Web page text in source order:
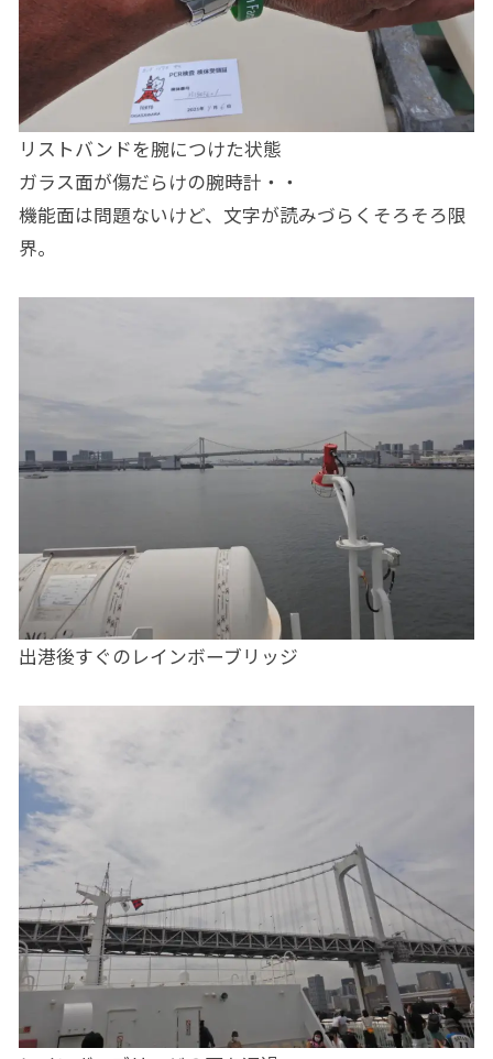
リストバンドを腕につけた状態
ガラス面が傷だらけの腕時計・・
機能面は問題ないけど、文字が読みづらくそろそろ限
界。
出港後すぐのレインボーブリッジ